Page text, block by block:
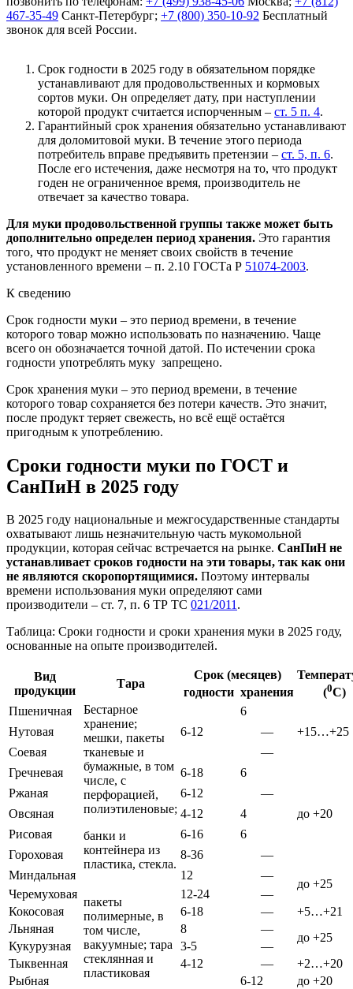
467-35-49 Санкт-Петербург; +7 (800) 350-10-92 Бесплатный
звонок для всей России.
Срок годности в 2025 году в обязательном порядке
устанавливают для продовольственных и кормовых
сортов муки. Он определяет дату, при наступлении
которой продукт считается испорченным – ст. 5 п. 4.
Гарантийный срок хранения обязательно устанавливают
для доломитовой муки. В течение этого периода
потребитель вправе предъявить претензии – ст. 5, п. 6.
После его истечения, даже несмотря на то, что продукт
годен не ограниченное время, производитель не
отвечает за качество товара.
Для муки продовольственной группы также может быть
дополнительно определен период хранения. Это гарантия
того, что продукт не меняет своих свойств в течение
установленного времени – п. 2.10 ГОСТа Р 51074-2003.
К сведению
Срок годности муки – это период времени, в течение
которого товар можно использовать по назначению. Чаще
всего он обозначается точной датой. По истечении срока
годности употреблять муку запрещено.
Срок хранения муки – это период времени, в течение
которого товар сохраняется без потери качеств. Это значит,
после продукт теряет свежесть, но всё ещё остаётся
пригодным к употреблению.
Сроки годности муки по ГОСТ и
СанПиН в 2025 году
В 2025 году национальные и межгосударственные стандарты
охватывают лишь незначительную часть мукомольной
продукции, которая сейчас встречается на рынке. СанПиН не
устанавливает сроков годности на эти товары, так как они
не являются скоропортящимися. Поэтому интервалы
времени использования муки определяют сами
производители – ст. 7, п. 6 ТР ТС 021/2011.
Таблица: Сроки годности и сроки хранения муки в 2025 году,
основанные на опыте производителей.
Вид
продукции
Тара
Срок (месяцев)
(0С)
годности хранения
Пшеничная
Бестарное
хранение;
мешки, пакеты
тканевые и
бумажные, в том
числе, с
перфорацией,
полиэтиленовые;
банки и
контейнера из
пластика, стекла.
6-12
6
+15…+25
Нутовая
—
Соевая
—
Гречневая
6-18 6
до +20
Ржаная 6-12
—
Овсяная
4-12
4
Рисовая
6-16
6
Гороховая
8-36
—
Миндальная
12 —
до +25
Черемуховая
пакеты
полимерные, в
том числе,
вакуумные; тара
стеклянная и
пластиковая
12-24
—
Кокосовая
6-18 —
+5…+21
Льняная
8 —
до +25
Кукурузная 3-5
—
Тыквенная
4-12 —
+2…+20
Рыбная
6-12 до +20